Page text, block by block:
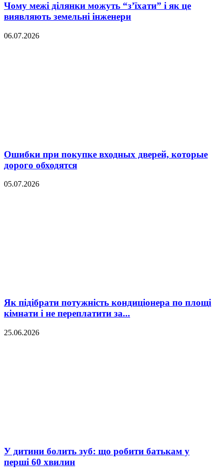
Чому межі ділянки можуть “з’їхати” і як це
виявляють земельні інженери
06.07.2026
Ошибки при покупке входных дверей, которые
дорого обходятся
05.07.2026
Як підібрати потужність кондиціонера по площі
кімнати і не переплатити за...
25.06.2026
У дитини болить зуб: що робити батькам у
перші 60 хвилин